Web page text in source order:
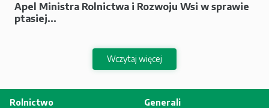
Apel Ministra Rolnictwa i Rozwoju Wsi w sprawie
ptasiej...
Wczytaj więcej
Rolnictwo
Generali